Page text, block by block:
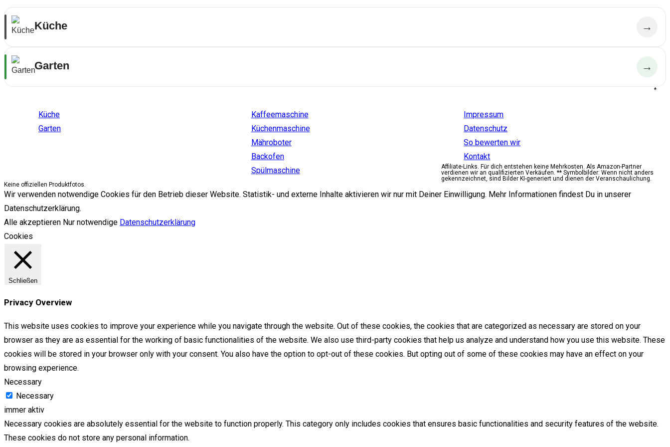
Küche →
Garten →
Küche
Garten
Kaffeemaschine
Küchenmaschine
Mähroboter
Backofen
Spülmaschine
Impressum
Datenschutz
So bewerten wir
Kontakt
*
Affiliate-Links. Für dich entstehen keine Mehrkosten. Als Amazon-Partner
verdienen wir an qualifizierten Verkäufen. ** Symbolbilder: Wenn nicht anders
gekennzeichnet, sind Bilder KI-generiert und dienen der Veranschaulichung.
Keine offiziellen Produktfotos.
Wir verwenden notwendige Cookies für den Betrieb dieser Website. Statistik- und externe Inhalte aktivieren wir nur mit Deiner Einwilligung. Mehr Informationen findest Du in unserer
Datenschutzerklärung.
Alle akzeptieren Nur notwendige Datenschutzerklärung
Cookies
Schließen
Privacy Overview
This website uses cookies to improve your experience while you navigate through the website. Out of these cookies, the cookies that are categorized as necessary are stored on your
browser as they are as essential for the working of basic functionalities of the website. We also use third-party cookies that help us analyze and understand how you use this website. These
cookies will be stored in your browser only with your consent. You also have the option to opt-out of these cookies. But opting out of some of these cookies may have an effect on your
browsing experience.
Necessary
Necessary
immer aktiv
Necessary cookies are absolutely essential for the website to function properly. This category only includes cookies that ensures basic functionalities and security features of the website.
These cookies do not store any personal information.